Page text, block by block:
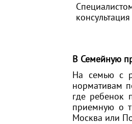
В Семейную
На семью с
нормативам
где ребенок
приемную о
Москва или